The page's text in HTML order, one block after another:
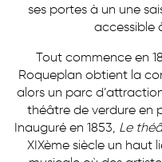
ses portes à un une
accessible
Tout commence en
Roqueplan obtient la
alors un parc
théâtre de verdure en
Inauguré en 1853, Le
XIXème siècle un